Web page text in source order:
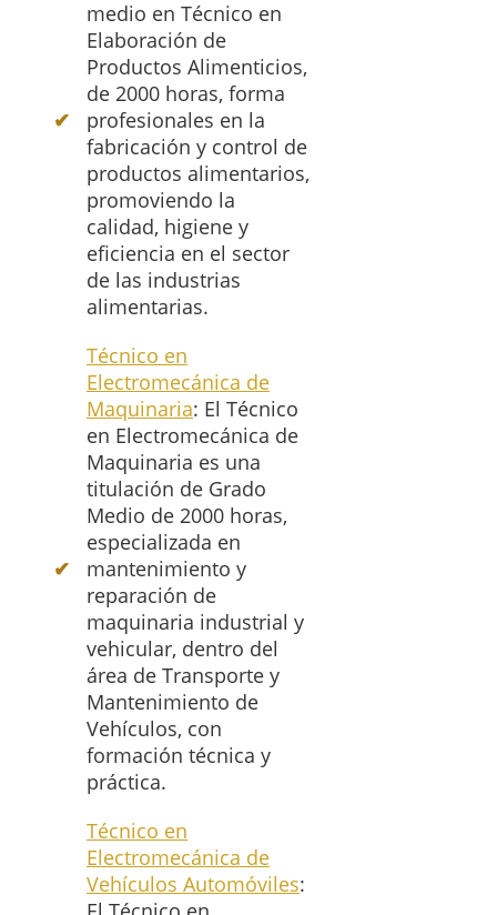
medio en Técnico en
Elaboración de
Productos Alimenticios,
de 2000 horas, forma
profesionales en la
fabricación y control de
productos alimentarios,
promoviendo la
calidad, higiene y
eficiencia en el sector
de las industrias
alimentarias.
Técnico en
Electromecánica de
Maquinaria: El Técnico
en Electromecánica de
Maquinaria es una
titulación de Grado
Medio de 2000 horas,
especializada en
mantenimiento y
reparación de
maquinaria industrial y
vehicular, dentro del
área de Transporte y
Mantenimiento de
Vehículos, con
formación técnica y
práctica.
Técnico en
Electromecánica de
Vehículos Automóviles: